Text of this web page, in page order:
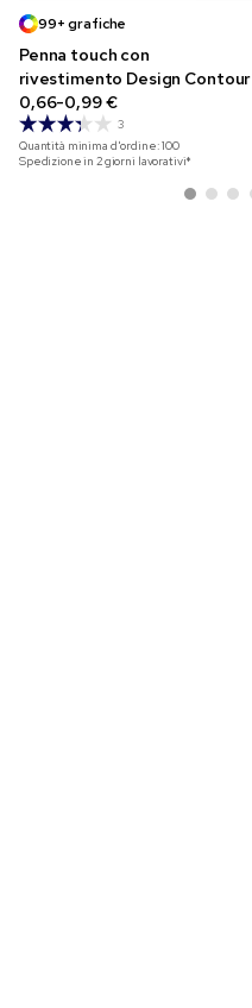
99+ grafiche
Penna touch con
rivestimento Design Contour
0,66-0,99 €
3
Quantità minima d'ordine:100
Spedizione in 2 giorni lavorativi*